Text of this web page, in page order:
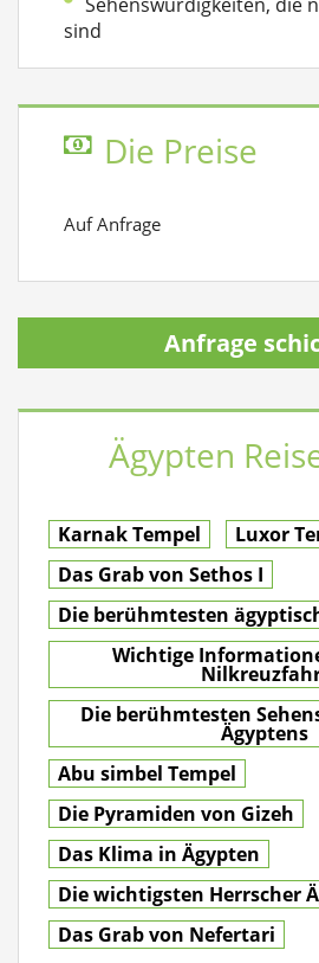
sind
Die Preise
Auf Anfrage
Anfrage
Ägypten
Karnak Tempel
Luxor
Das Grab von Sethos I
Die berühmtesten
Wichtige
Die berühmtesten
Ägyptens
Abu simbel Tempel
Die Pyramiden von Gizeh
Das Klima in Ägypten
Die wichtigsten Herrscher
Das Grab von Nefertari